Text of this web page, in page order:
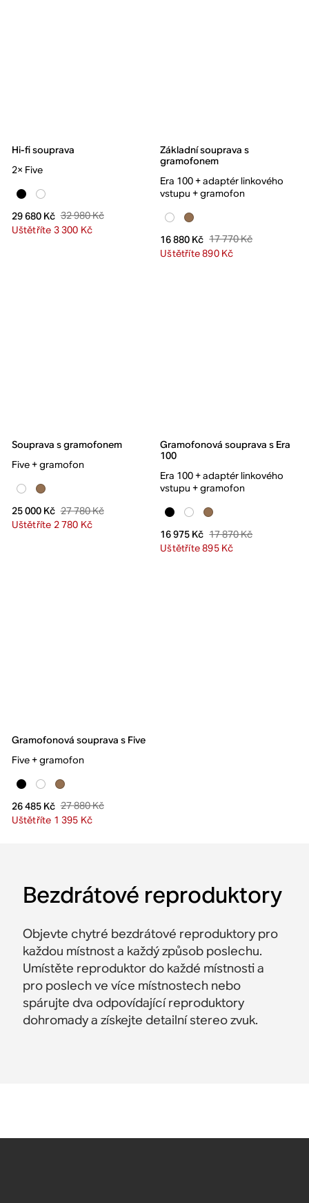
Hi-fi souprava
2× Five
29 680 Kč 32 980 Kč
Uštětříte 3 300 Kč
Základní souprava s
gramofonem
Era 100 + adaptér linkového
vstupu + gramofon
16 880 Kč 17 770 Kč
Uštětříte 890 Kč
Souprava s gramofonem
Five + gramofon
25 000 Kč 27 780 Kč
Uštětříte 2 780 Kč
Gramofonová souprava s Era
100
Era 100 + adaptér linkového
vstupu + gramofon
16 975 Kč 17 870 Kč
Uštětříte 895 Kč
Gramofonová souprava s Five
Five + gramofon
26 485 Kč 27 880 Kč
Uštětříte 1 395 Kč
Bezdrátové reproduktory
Objevte chytré bezdrátové reproduktory pro
každou místnost a každý způsob poslechu.
Umístěte reproduktor do každé místnosti a
pro poslech ve více místnostech nebo
spárujte dva odpovídající reproduktory
dohromady a získejte detailní stereo zvuk.